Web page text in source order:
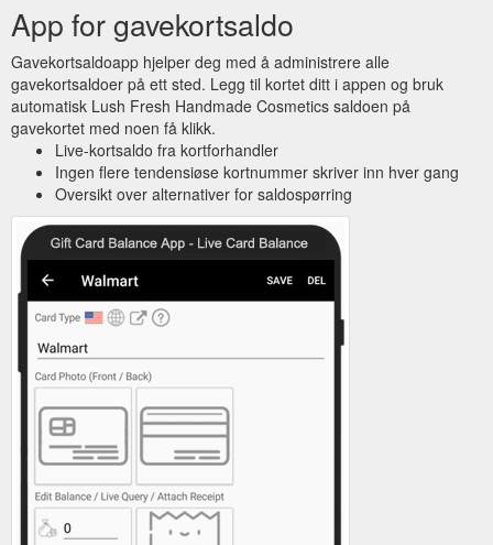
App for gavekortsaldo
Gavekortsaldoapp hjelper deg med å administrere alle
gavekortsaldoer på ett sted. Legg til kortet ditt i appen og bruk
automatisk Lush Fresh Handmade Cosmetics saldoen på
gavekortet med noen få klikk.
Live-kortsaldo fra kortforhandler
Ingen flere tendensiøse kortnummer skriver inn hver gang
Oversikt over alternativer for saldospørring